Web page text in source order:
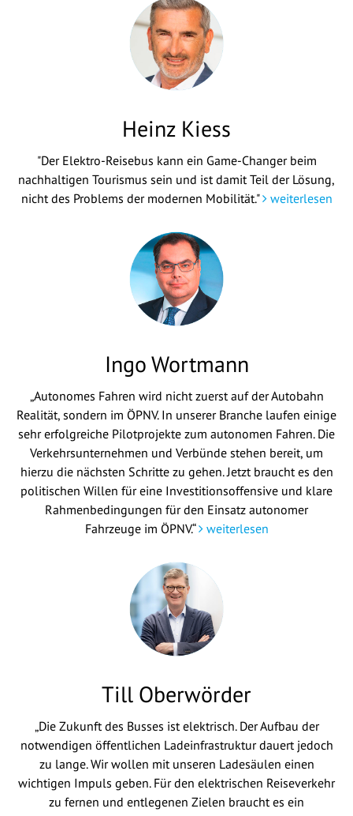
Heinz Kiess
"Der Elektro-Reisebus kann ein Game-Changer beim
nachhaltigen Tourismus sein und ist damit Teil der Lösung,
nicht des Problems der modernen Mobilität." weiterlesen
Ingo Wortmann
„Autonomes Fahren wird nicht zuerst auf der Autobahn
Realität, sondern im ÖPNV. In unserer Branche laufen einige
sehr erfolgreiche Pilotprojekte zum autonomen Fahren. Die
Verkehrsunternehmen und Verbünde stehen bereit, um
hierzu die nächsten Schritte zu gehen. Jetzt braucht es den
politischen Willen für eine Investitionsoffensive und klare
Rahmenbedingungen für den Einsatz autonomer
Fahrzeuge im ÖPNV.“ weiterlesen
Till Oberwörder
„Die Zukunft des Busses ist elektrisch. Der Aufbau der
notwendigen öffentlichen Ladeinfrastruktur dauert jedoch
zu lange. Wir wollen mit unseren Ladesäulen einen
wichtigen Impuls geben. Für den elektrischen Reiseverkehr
zu fernen und entlegenen Zielen braucht es ein